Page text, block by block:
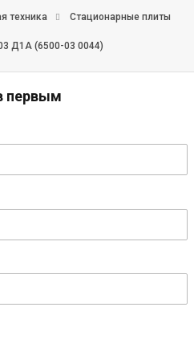
техника
Стационарные плиты
Д1А (6500-03 0044)
первым